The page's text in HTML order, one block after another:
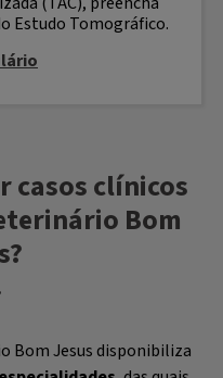
Estudo Tomográfico.
casos clínicos
Bom
Bom Jesus disponibiliza